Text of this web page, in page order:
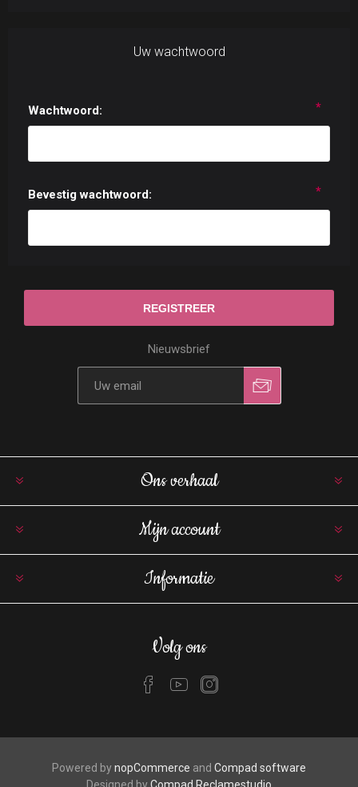
Uw wachtwoord
Wachtwoord: *
Bevestig wachtwoord: *
Nieuwsbrief
Ons verhaal
Mijn account
Informatie
Volg ons
Powered bynopCommerce and Compad software